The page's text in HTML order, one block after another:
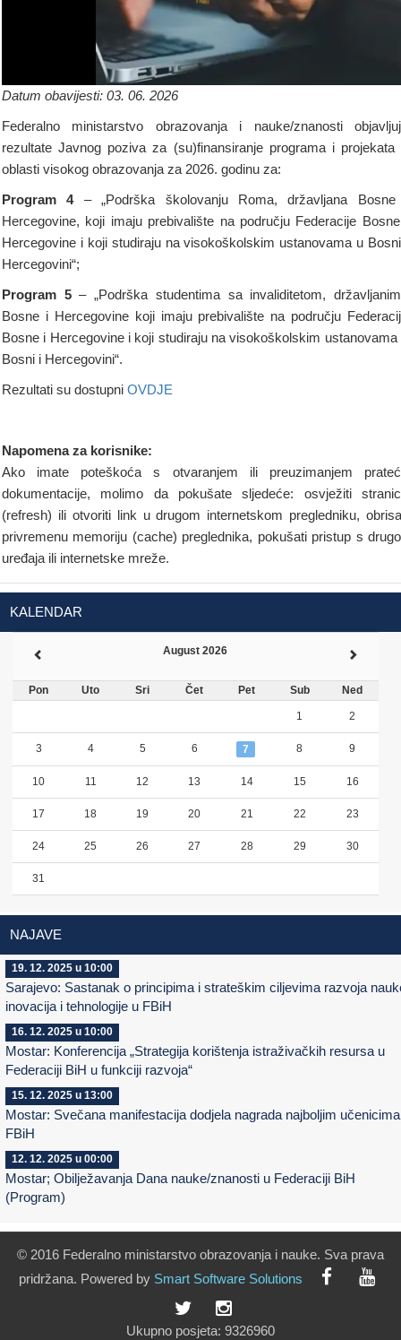
Datum obavijesti: 03. 06. 2026
Federalno ministarstvo obrazovanja i nauke/znanosti
rezultate Javnog poziva za (su)finansiranje programa i projekata
oblasti visokog obrazovanja za 2026. godinu za:
Program 4– „Podrška školovanju Roma, državljana
Hercegovine, koji imaju prebivalište na području Federacije
Hercegovine i koji studiraju na visokoškolskim ustanovama u
Hercegovini“;
Program 5– „Podrška studentima sa invaliditetom,
Bosne i Hercegovine koji imaju prebivalište na području
Bosne i Hercegovine i koji studiraju na visokoškolskim ustanovama
Bosni i Hercegovini“.
Rezultati su dostupni OVDJE
Napomena za korisnike:
Ako imate poteškoća s otvaranjem ili preuzimanjem
dokumentacije, molimo da pokušate sljedeće: osvježiti
(refresh) ili otvoriti link u drugom internetskom pregledniku,
privremenu memoriju (cache) preglednika, pokušati pristup s
uređaja ili internetske mreže.
KALENDAR
August 2026
Pon Uto Sri Čet Pet Sub Ned
1 2
3 4 5 6 7 8 9
10 11 12 13 14 15 16
17 18 19 20 21 22 23
24 25 26 27 28 29 30
31
NAJAVE
19. 12. 2025 u 10:00
Sarajevo: Sastanak o principima i strateškim ciljevima razvoja
inovacija i tehnologije u FBiH
16. 12. 2025 u 10:00
Mostar: Konferencija „Strategija korištenja istraživačkih resursa u
Federaciji BiH u funkciji razvoja“
15. 12. 2025 u 13:00
Mostar: Svečana manifestacija dodjela nagrada najboljim
FBiH
12. 12. 2025 u 00:00
Mostar; Obilježavanja Dana nauke/znanosti u Federaciji BiH
(Program)
© 2016 Federalno ministarstvo obrazovanja i nauke. Sva prava
pridržana. Powered by Smart Software Solutions
Ukupno posjeta: 9326960